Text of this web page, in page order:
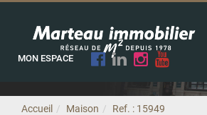
MON ESPACE
Accueil Maison Ref. : 15949